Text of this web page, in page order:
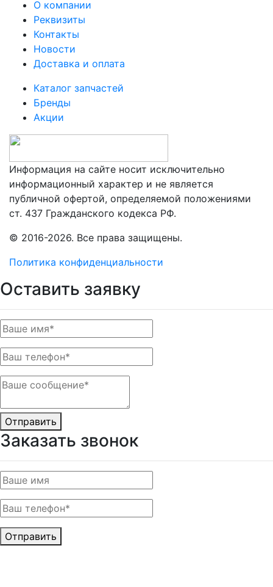
Информация на сайте носит исключительно
информационный характер и не является
публичной офертой, определяемой положениями
ст. 437 Гражданского кодекса РФ.
О компании
Реквизиты
Контакты
Новости
Доставка и оплата
Каталог запчастей
Бренды
Акции
© 2016-2026. Все права защищены.
Политика конфиденциальности
Оставить заявку
Отправить
Заказать звонок
Отправить